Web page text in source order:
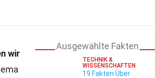
wir
Ausgewählte Fakten
TECHNIK &
WISSENSCHAFTEN
19 Fakten Über